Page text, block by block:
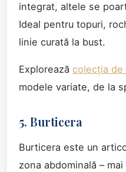
integrat, altele se
Ideal pentru topuri,
linie curată la bust.
Explorează colecția de
modele variate, de la
5. Burticera
Burticera este un
zona abdominală –